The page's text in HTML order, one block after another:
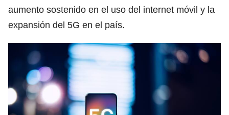
aumento sostenido en el uso del internet móvil y la
expansión del 5G en el país.